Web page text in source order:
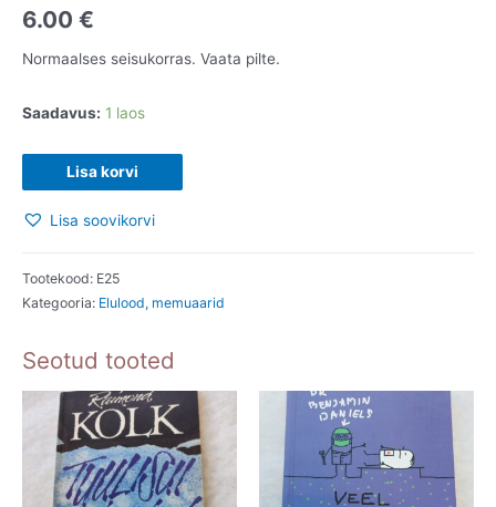
6.00 €
Normaalses seisukorras. Vaata pilte.
Saadavus: 1 laos
Müümata
naer.
Berk
2006
kogus
Lisa korvi
Lisa soovikorvi
Tootekood: E25
Kategooria: Elulood, memuaarid
Seotud tooted